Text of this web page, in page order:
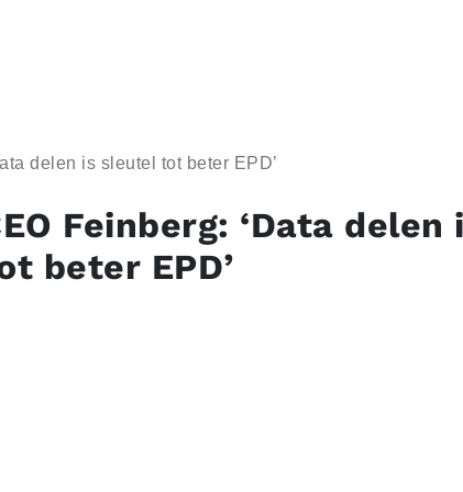
delen is sleutel tot beter EPD’
Feinberg: ‘Data delen
beter EPD’